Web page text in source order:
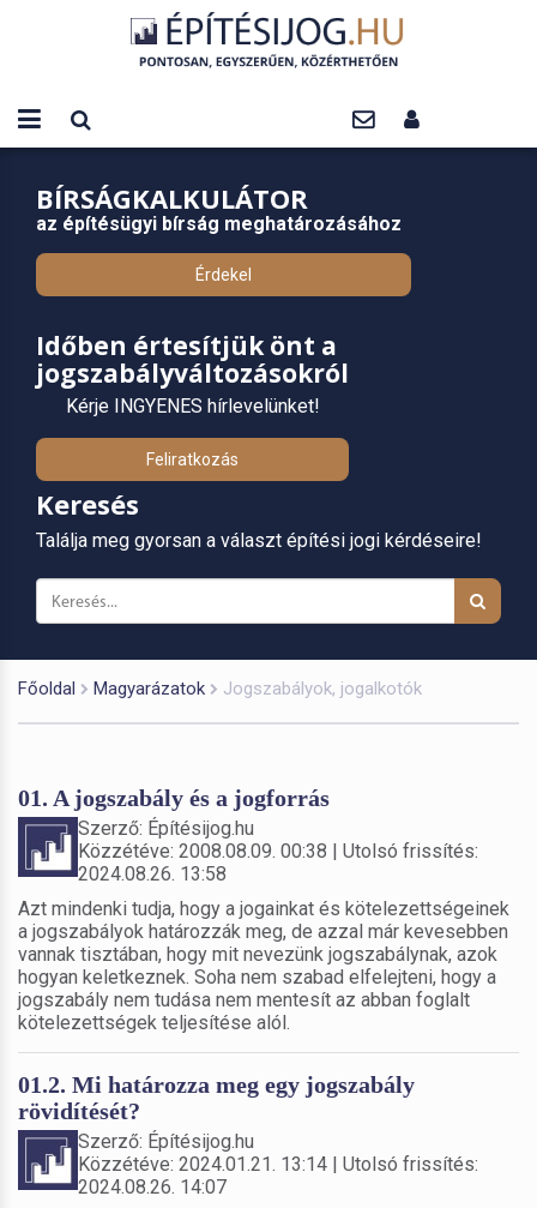
BÍRSÁGKALKULÁTOR
az építésügyi bírság meghatározásához
Érdekel
Időben értesítjük önt a
jogszabályváltozásokról
Kérje INGYENES hírlevelünket!
Feliratkozás
Keresés
Találja meg gyorsan a választ építési jogi kérdéseire!
Főoldal Magyarázatok Jogszabályok, jogalkotók
01. A jogszabály és a jogforrás
Szerző: Építésijog.hu
Közzétéve: 2008.08.09. 00:38 | Utolsó frissítés:
2024.08.26. 13:58
Azt mindenki tudja, hogy a jogainkat és kötelezettségeinek
a jogszabályok határozzák meg, de azzal már kevesebben
vannak tisztában, hogy mit nevezünk jogszabálynak, azok
hogyan keletkeznek. Soha nem szabad elfelejteni, hogy a
jogszabály nem tudása nem mentesít az abban foglalt
kötelezettségek teljesítése alól.
01.2. Mi határozza meg egy jogszabály
rövidítését?
Szerző: Építésijog.hu
Közzétéve: 2024.01.21. 13:14 | Utolsó frissítés:
2024.08.26. 14:07